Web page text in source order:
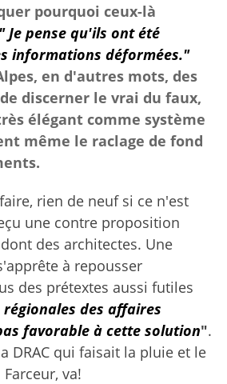
pourquoi ceux-là
" Je pense qu'ils ont été
informations déformées."
en d'autres mots, des
discerner le vrai du faux,
élégant comme système
même le raclage de fond
rien de neuf si ce n'est
une contre proposition
des architectes. Une
à repousser
des prétextes aussi futiles
des affaires
favorable à cette solution".
DRAC qui faisait la pluie et le
va!